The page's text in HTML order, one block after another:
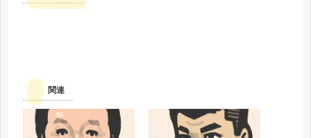
関連